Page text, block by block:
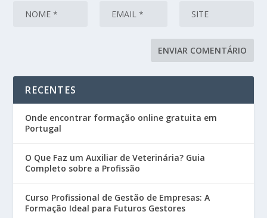
RECENTES
Onde encontrar formação online gratuita em
Portugal
O Que Faz um Auxiliar de Veterinária? Guia
Completo sobre a Profissão
Curso Profissional de Gestão de Empresas: A
Formação Ideal para Futuros Gestores